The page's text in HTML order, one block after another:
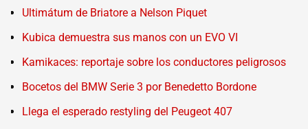
Ultimátum de Briatore a Nelson Piquet
Kubica demuestra sus manos con un EVO VI
Kamikaces: reportaje sobre los conductores peligrosos
Bocetos del BMW Serie 3 por Benedetto Bordone
Llega el esperado restyling del Peugeot 407